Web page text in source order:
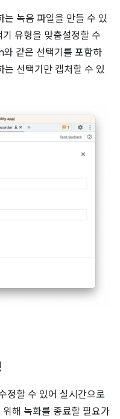
는 녹음 파일을 만들 수 있
유형을 맞춤설정할 수
같은 선택기를 포함하
는 선택기만 캡처할 수 있
정할 수 있어 실시간으로
해 녹화를 종료할 필요가